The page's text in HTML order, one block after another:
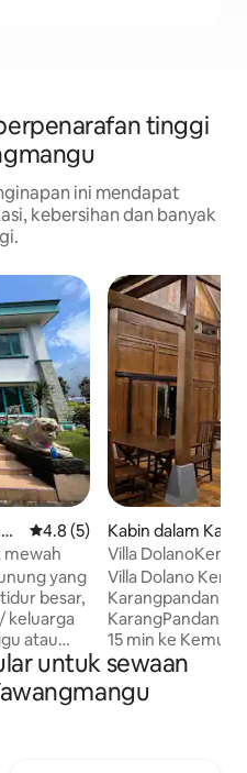
tinggi
ini mendapat
kebersihan dan banyak
Penarafan purata 4.8
4.8 (5)
mewah
yang
besar,
keluarga
atau
yang
aktiviti
Kabin dalam
Villa DolanoKene
Villa Dolano Kene
Karangpandan - 3 minit dari Terminal Bas
KarangPandan
15 min ke Kemuning Kemudahan: -
Tidur (Kapasiti12-
Dalaman + 2
Wifi - Jakuzi -
untuk sewaan